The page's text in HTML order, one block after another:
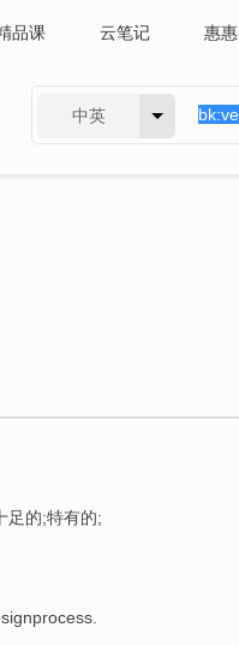
品课 云笔记 惠惠
中英
足的;特有的;